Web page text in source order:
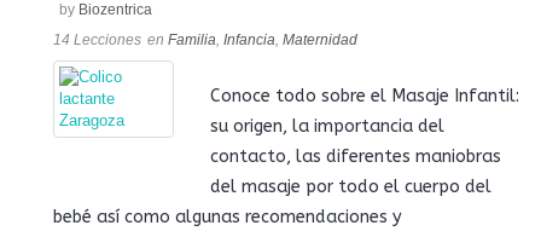
by Biozentrica
14 Lecciones enFamilia ,Infancia ,Maternidad
Conoce todo sobre el Masaje Infantil:
su origen, la importancia del
contacto, las diferentes maniobras
del masaje por todo el cuerpo del
bebé así como algunas recomendaciones y